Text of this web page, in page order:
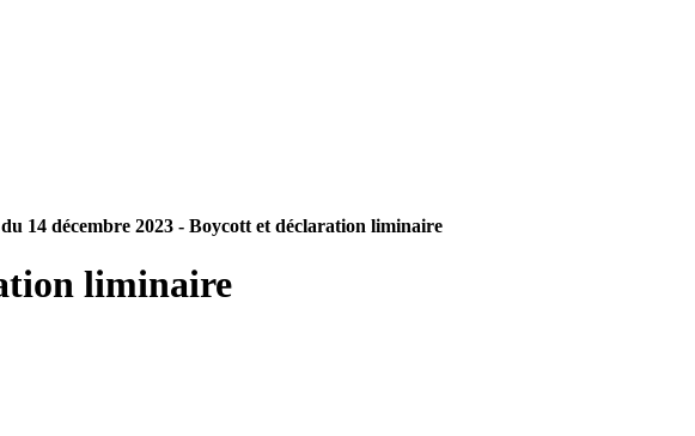
14 décembre 2023 - Boycott et déclaration liminaire
liminaire